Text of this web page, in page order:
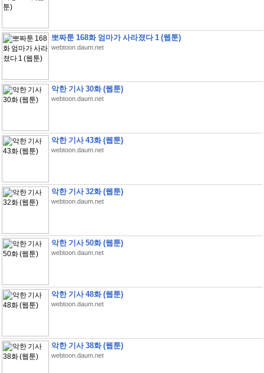
뽀짜툰 168화 엄마가 사라졌다 1 (웹툰)
webtoon.daum.net
악한 기사 30화 (웹툰)
webtoon.daum.net
악한 기사 43화 (웹툰)
webtoon.daum.net
악한 기사 32화 (웹툰)
webtoon.daum.net
악한 기사 50화 (웹툰)
webtoon.daum.net
악한 기사 48화 (웹툰)
webtoon.daum.net
악한 기사 38화 (웹툰)
webtoon.daum.net